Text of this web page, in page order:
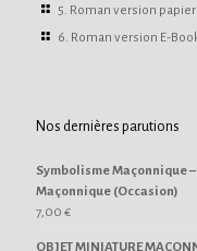
5. Roman version papier
6. Roman version E-
Nos dernières parutions
Symbolisme Maçonnique
Maçonnique (Occasion)
7,00 €
OBJET MINIATURE